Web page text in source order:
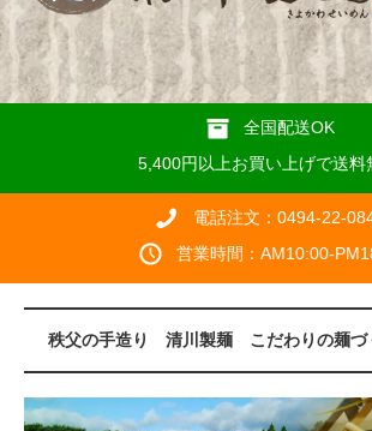
全国配送OK
5,400円以上お買い上げで送料
電話注文：0494-22-
営業時間：AM10:00-
秩父の手造り 清川製麺 こだわりの麺づ